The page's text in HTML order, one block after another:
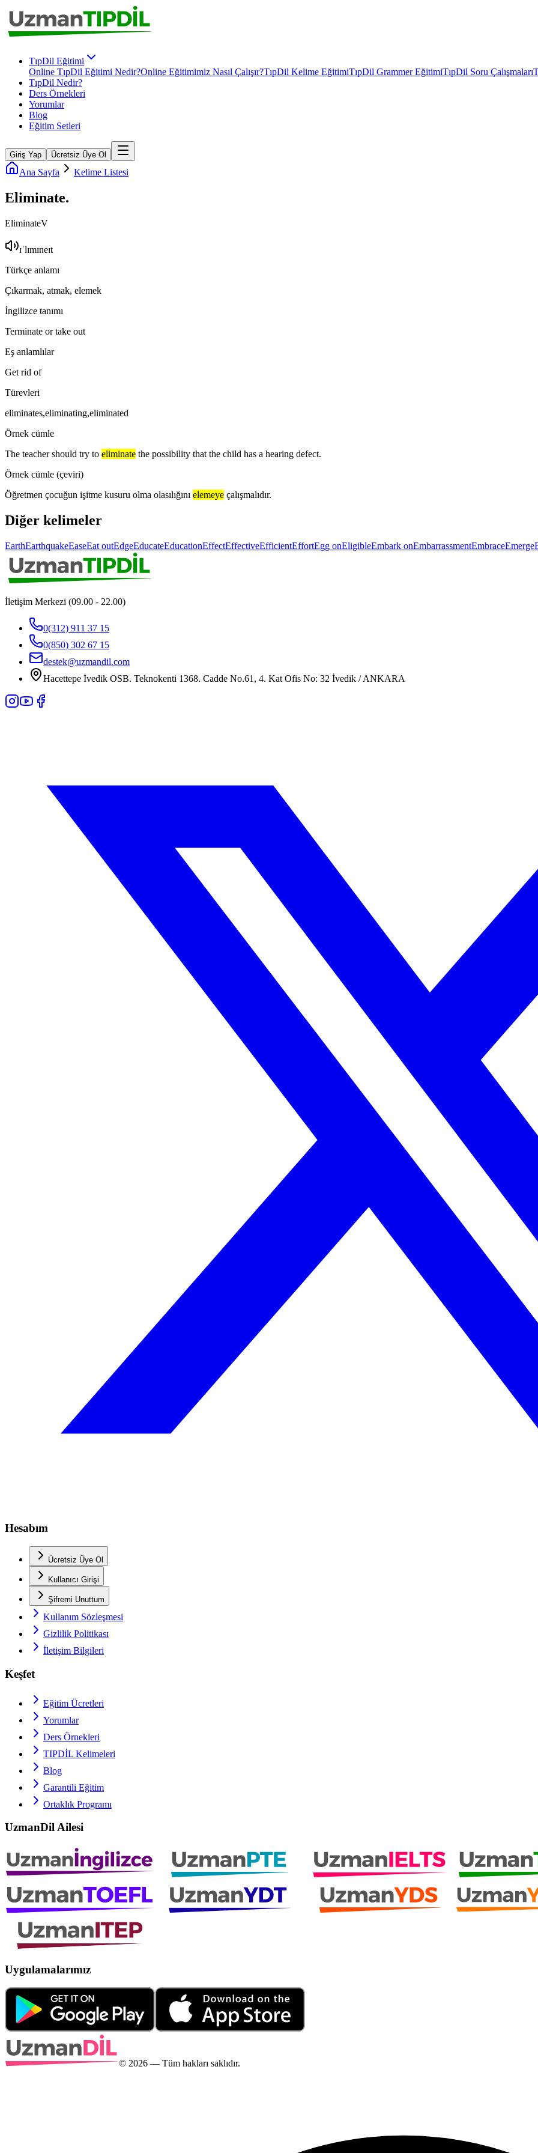
TıpDil Eğitimi
Online TıpDil Eğitimi Nedir?Online Eğitimimiz Nasıl Çalışır?TıpDil Kelime EğitimiTıpDil Grammer EğitimiTıpDil Soru Çalışmaları
TıpDil Nedir?
Ders Örnekleri
Yorumlar
Blog
Eğitim Setleri
Giriş Yap Ücretsiz Üye Ol
Ana Sayfa Kelime Listesi
Eliminate.
EliminateV
ɪˈlɪmɪneɪt
Türkçe anlamı
Çıkarmak, atmak, elemek
İngilizce tanımı
Terminate or take out
Eş anlamlılar
Get rid of
Türevleri
eliminates,eliminating,eliminated
Örnek cümle
The teacher should try to eliminate the possibility that the child has a hearing defect.
Örnek cümle (çeviri)
Öğretmen çocuğun işitme kusuru olma olasılığını elemeye çalışmalıdır.
Diğer kelimeler
EarthEarthquakeEaseEat outEdgeEducateEducationEffectEffectiveEfficientEffortEgg onEligibleEmbark onEmbarrassmentEmbraceEmerge
İletişim Merkezi (09.00 - 22.00)
0(312) 911 37 15
0(850) 302 67 15
destek@uzmandil.com
Hacettepe İvedik OSB. Teknokenti 1368. Cadde No.61, 4. Kat Ofis No: 32 İvedik / ANKARA
Hesabım
Ücretsiz Üye Ol
Kullanıcı Girişi
Şifremi Unuttum
Kullanım Sözleşmesi
Gizlilik Politikası
İletişim Bilgileri
Keşfet
Eğitim Ücretleri
Yorumlar
Ders Örnekleri
TIPDİL Kelimeleri
Blog
Garantili Eğitim
Ortaklık Programı
UzmanDil Ailesi
Uygulamalarımız
© 2026 — Tüm hakları saklıdır.